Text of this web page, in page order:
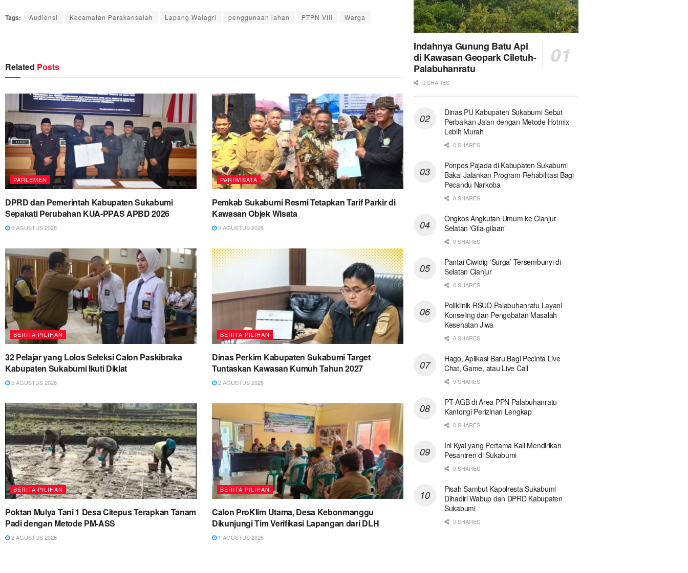
Tags: Audiensi Kecamatan Parakansalah Lapang Walagri penggunaan lahan PTPN VIII Warga
Related Posts
PARLEMEN
DPRD dan Pemerintah Kabupaten Sukabumi
Sepakati Perubahan KUA-PPAS APBD 2026
5 AGUSTUS 2026
PARIWISATA
Pemkab Sukabumi Resmi Tetapkan Tarif Parkir di
Kawasan Objek Wisata
5 AGUSTUS 2026
BERITA PILIHAN
32 Pelajar yang Lolos Seleksi Calon Paskibraka
Kabupaten Sukabumi Ikuti Diklat
5 AGUSTUS 2026
BERITA PILIHAN
Dinas Perkim Kabupaten Sukabumi Target
Tuntaskan Kawasan Kumuh Tahun 2027
2 AGUSTUS 2026
BERITA PILIHAN
Poktan Mulya Tani 1 Desa Citepus Terapkan Tanam
Padi dengan Metode PM-ASS
2 AGUSTUS 2026
BERITA PILIHAN
Calon ProKlim Utama, Desa Kebonmanggu
Dikunjungi Tim Verifikasi Lapangan dari DLH
1 AGUSTUS 2026
Indahnya Gunung Batu Api
di Kawasan Geopark Ciletuh-
Palabuhanratu
0 SHARES
Dinas PU Kabupaten Sukabumi Sebut
Perbaikan Jalan dengan Metode Hotmix
Lebih Murah
0 SHARES
Ponpes Pajada di Kabupaten Sukabumi
Bakal Jalankan Program Rehabilitasi Bagi
Pecandu Narkoba
0 SHARES
Ongkos Angkutan Umum ke Cianjur
Selatan ‘Gila-gilaan’
0 SHARES
Pantai Ciwidig ‘Surga’ Tersembunyi di
Selatan Cianjur
0 SHARES
Poliklinik RSUD Palabuhanratu Layani
Konseling dan Pengobatan Masalah
Kesehatan Jiwa
0 SHARES
Hago, Aplikasi Baru Bagi Pecinta Live
Chat, Game, atau Live Call
0 SHARES
PT AGB di Area PPN Palabuhanratu
Kantongi Perizinan Lengkap
0 SHARES
Ini Kyai yang Pertama Kali Mendirikan
Pesantren di Sukabumi
0 SHARES
Pisah Sambut Kapolresta Sukabumi
Dihadiri Wabup dan DPRD Kabupaten
Sukabumi
0 SHARES